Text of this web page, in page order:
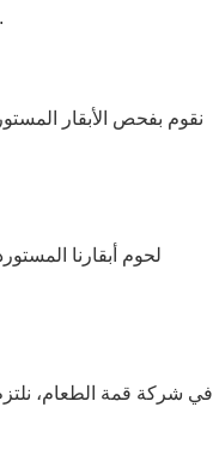
التركيز على استيراد سلالات معروفة بجودتها وخصائصها الغذائية الفريدة.
نقوم بفحص الأبقار
لحوم أبقارنا
في شركة قمة الطعام، نلتزم